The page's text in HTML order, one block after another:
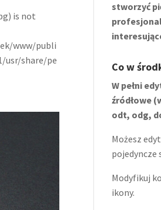
is not
www/publi
usr/share/pe
stworzyć
Co w
W pełni
źródłowe
odt, odg,
Możesz
pojedyncze
Modyfikuj
ikony.